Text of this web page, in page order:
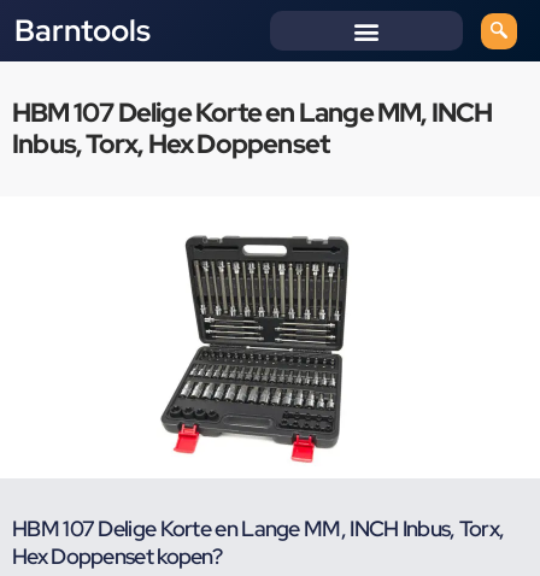
Barntools
HBM 107 Delige Korte en Lange MM, INCH
Inbus, Torx, Hex Doppenset
HBM 107 Delige Korte en Lange MM, INCH Inbus, Torx,
Hex Doppenset kopen?